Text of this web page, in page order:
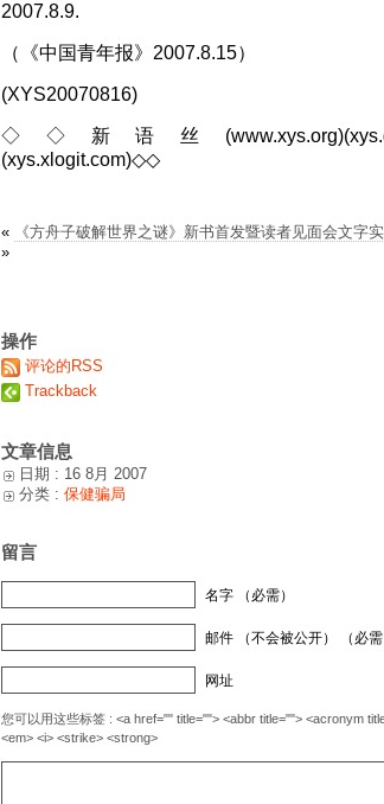
2007.8.9.
（《中国青年报》2007.8.15）
(XYS20070816)
◇◇新语丝
(xys.xlogit.com)◇◇
« 《方舟子破解世界之谜》新书首发暨读者见面会文字
»
操作
评论的RSS
Trackback
文章信息
日期 : 16 8月 2007
分类 : 保健骗局
留言
名字 （必需）
邮件 （不会被公开） （必需
网址
您可以用这些标签 : <a href="" title=""> <abbr title=""> <acronym
<em> <i> <strike> <strong>